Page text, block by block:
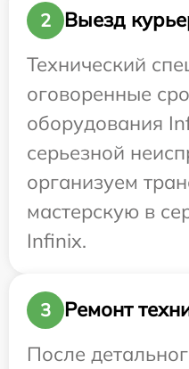
2
Выезд
Технический
оговоренные
оборудования
серьезной
организуем
мастерскую в
Infinix.
3
Ремонт
После